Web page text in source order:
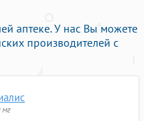
аптеке. У нас Вы можете
производителей с
мг